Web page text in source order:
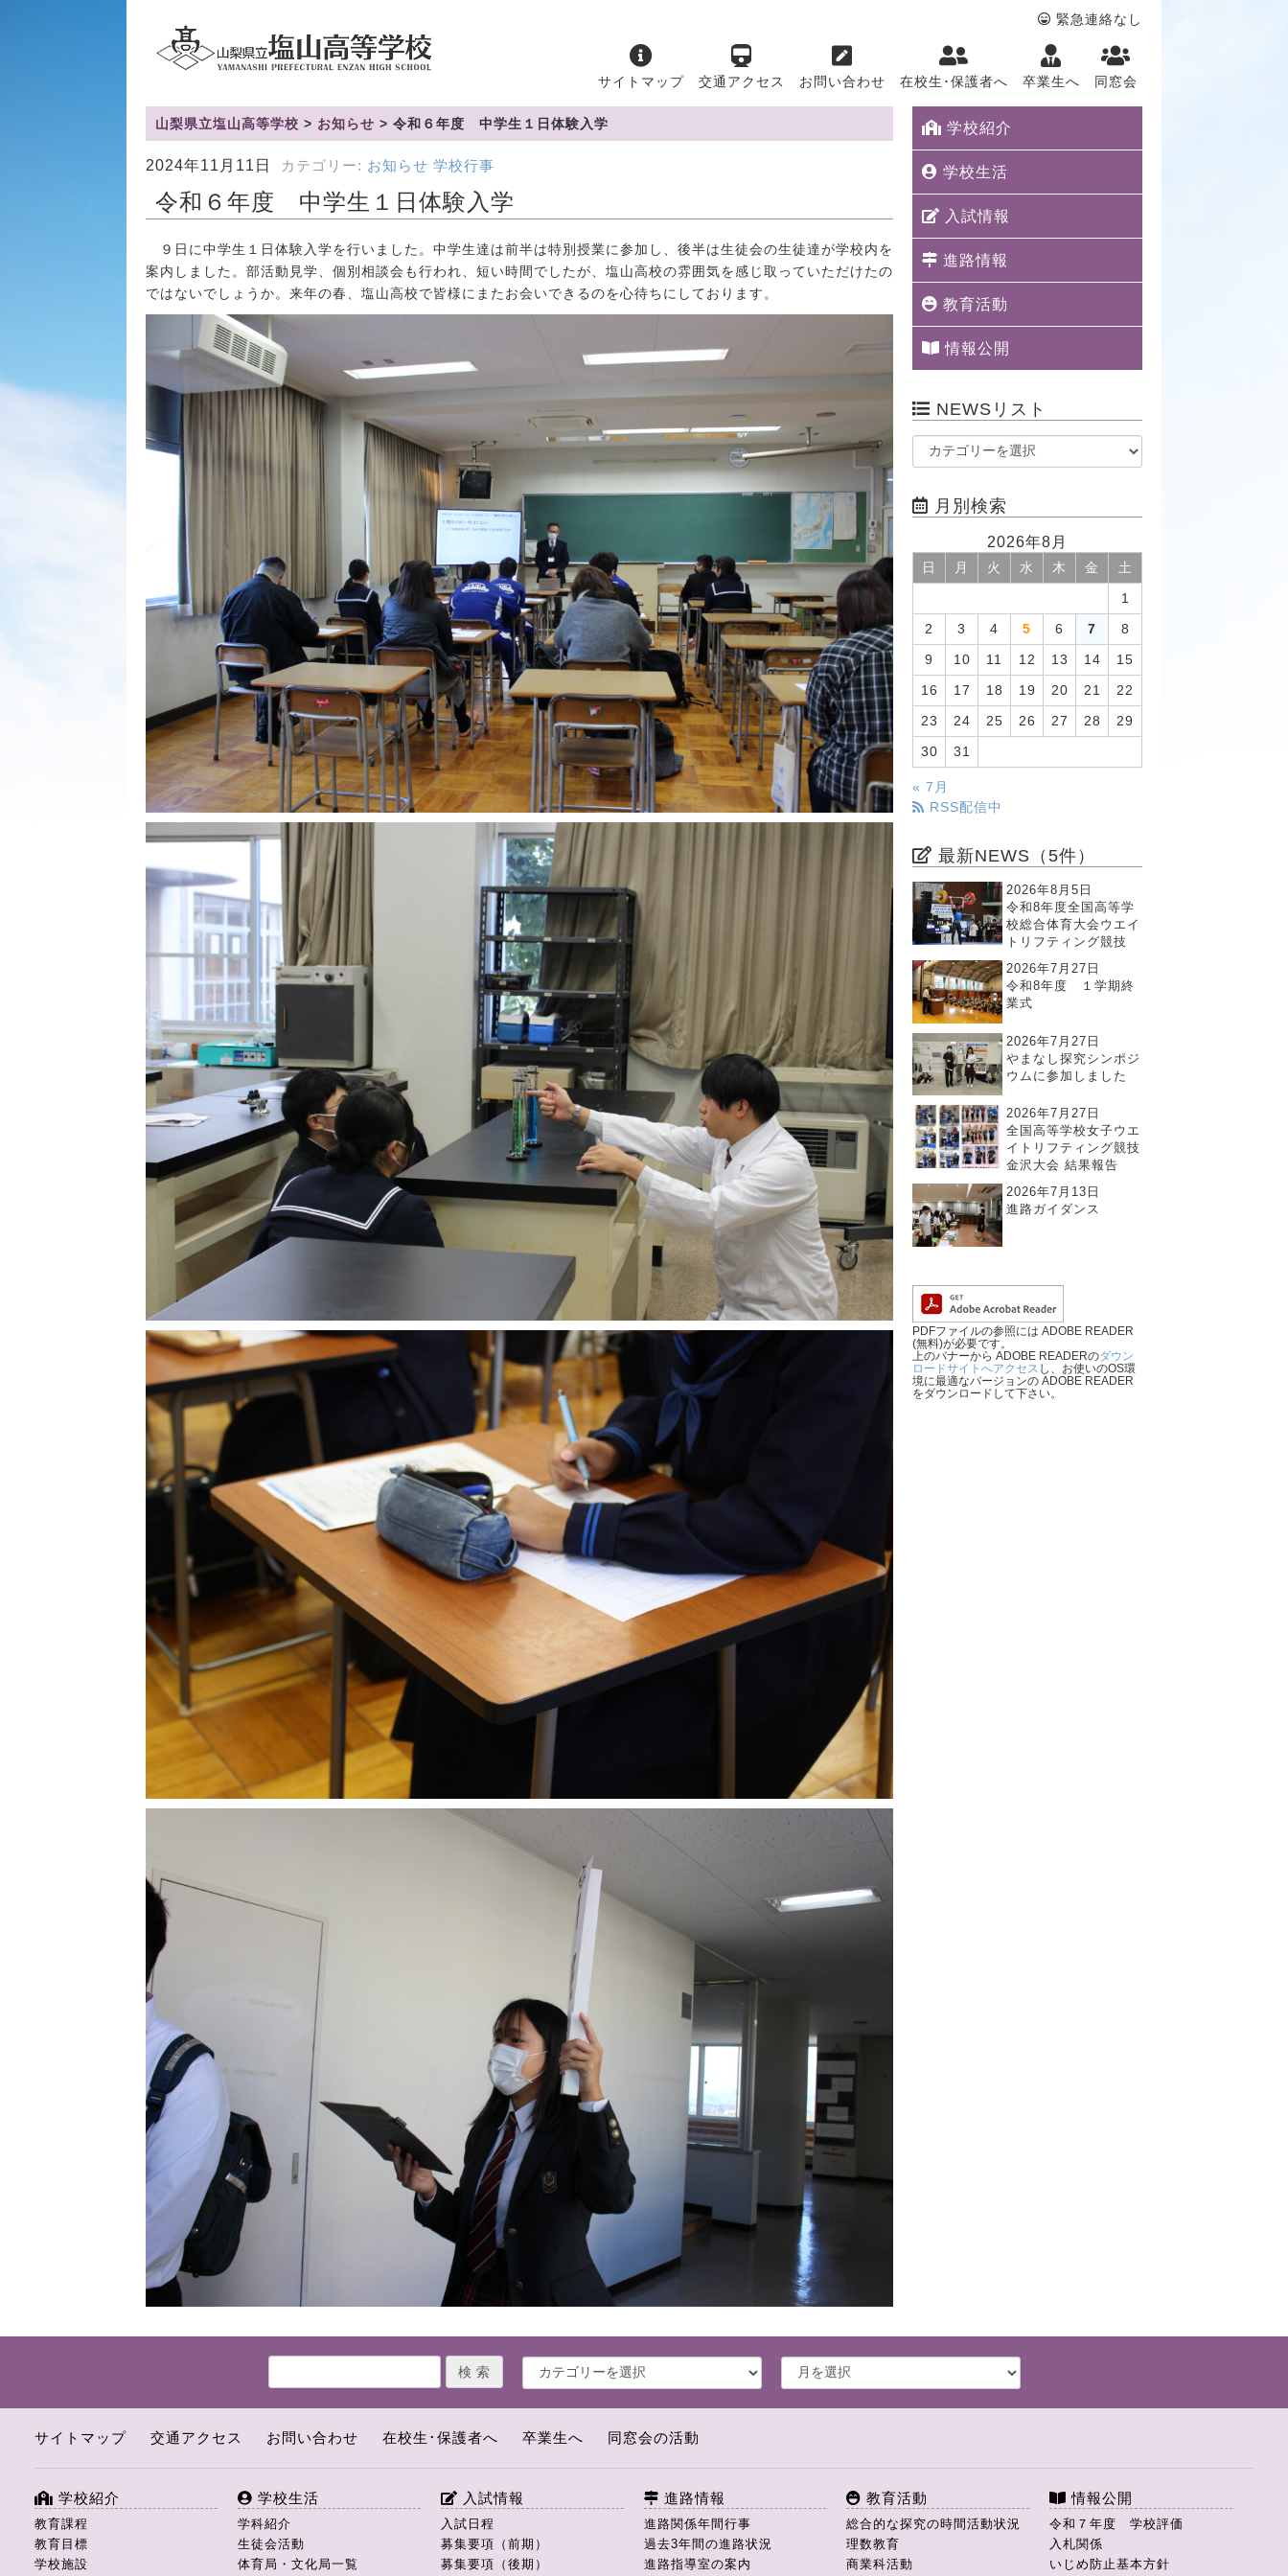
緊急連絡なし
サイトマップ 交通アクセス お問い合わせ 在校生･保護者へ 卒業生へ 同窓会
山梨県立塩山高等学校 > お知らせ > 令和６年度 中学生１日体験入学
2024年11月11日 カテゴリー: お知らせ 学校行事
令和６年度 中学生１日体験入学
９日に中学生１日体験入学を行いました。中学生達は前半は特別授業に参加し、後半は生徒会の生徒達が学校内を
案内しました。部活動見学、個別相談会も行われ、短い時間でしたが、塩山高校の雰囲気を感じ取っていただけたの
ではないでしょうか。来年の春、塩山高校で皆様にまたお会いできるのを心待ちにしております。
学校紹介
学校生活
入試情報
進路情報
教育活動
情報公開
NEWSリスト
月別検索
2026年8月
日 月 火 水 木 金 土
1
2 3 4 5 6 7 8
9 10 11 12 13 14 15
16 17 18 19 20 21 22
23 24 25 26 27 28 29
30 31
« 7月
RSS配信中
最新NEWS（5件）
2026年8月5日
令和8年度全国高等学
校総合体育大会ウエイ
トリフティング競技
2026年7月27日
令和8年度 １学期終
業式
2026年7月27日
やまなし探究シンポジ
ウムに参加しました
2026年7月27日
全国高等学校女子ウエ
イトリフティング競技
金沢大会 結果報告
2026年7月13日
進路ガイダンス
PDFファイルの参照には ADOBE READER
(無料)が必要です。
上のバナーから ADOBE READERのダウン
ロードサイトへアクセス し、お使いのOS環
境に最適なバージョンの ADOBE READER
をダウンロードして下さい。
サイトマップ 交通アクセス お問い合わせ 在校生･保護者へ 卒業生へ 同窓会の活動
学校紹介
教育課程
教育目標
学校施設
学校生活
学科紹介
生徒会活動
体育局・文化局一覧
入試情報
入試日程
募集要項（前期）
募集要項（後期）
進路情報
進路関係年間行事
過去3年間の進路状況
進路指導室の案内
教育活動
総合的な探究の時間活動状況
理数教育
商業科活動
情報公開
令和７年度 学校評価
入札関係
いじめ防止基本方針